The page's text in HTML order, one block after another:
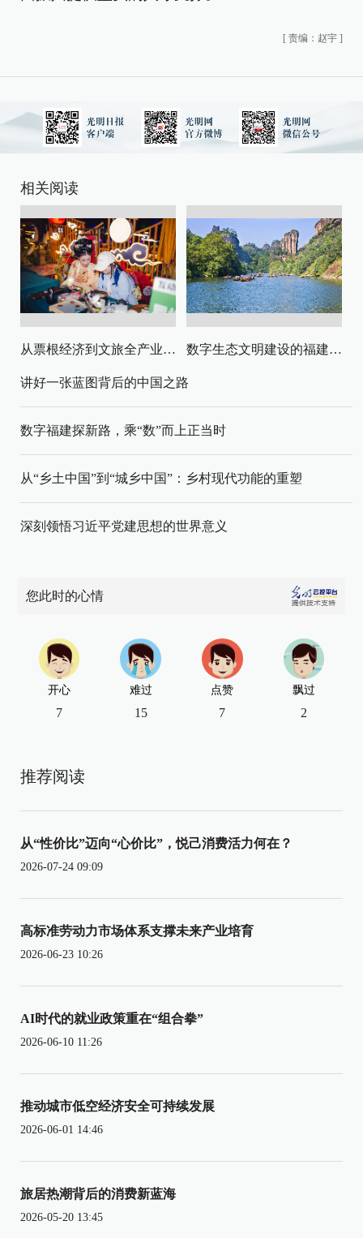
[ 责编：赵宇 ]
相关阅读
从票根经济到文旅全产业链升级 数字生态文明建设的福建路径与启示
讲好一张蓝图背后的中国之路
数字福建探新路，乘“数”而上正当时
从“乡土中国”到“城乡中国”：乡村现代功能的重塑
深刻领悟习近平党建思想的世界意义
您此时的心情
开心
7
难过
15
点赞
7
飘过
2
推荐阅读
从“性价比”迈向“心价比”，悦己消费活力何在？
2026-07-24 09:09
高标准劳动力市场体系支撑未来产业培育
2026-06-23 10:26
AI时代的就业政策重在“组合拳”
2026-06-10 11:26
推动城市低空经济安全可持续发展
2026-06-01 14:46
旅居热潮背后的消费新蓝海
2026-05-20 13:45